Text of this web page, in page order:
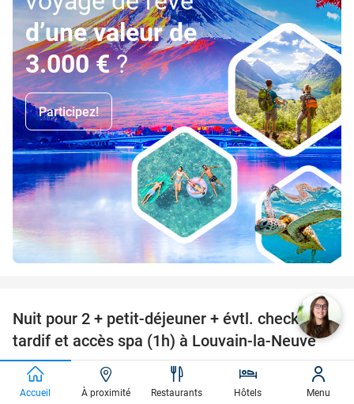
d’une valeur de
3.000 €?
Participez!
48%
Nuit pour 2 + petit-déjeuner + évtl. check-out
tardif et accès spa (1h) à Louvain-la-Neuve
Martin´s All Suites 9.7
Ottignies-Louvain-la-Neuve
Accueil À proximité Restaurants Hôtels Menu